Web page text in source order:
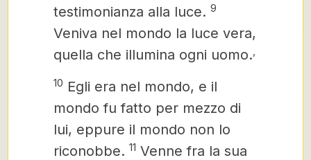
testimonianza alla luce. 9
Veniva nel mondo la luce vera,
quella che illumina ogni uomo.
10 Egli era nel mondo, e il
mondo fu fatto per mezzo di
lui, eppure il mondo non lo
riconobbe. 11 Venne fra la sua